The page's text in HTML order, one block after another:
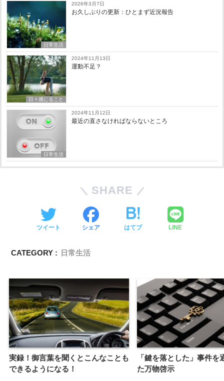
日常生活
2026年3月7日
お久しぶりの更新：ひとまず近況報告
日々感じること
2024年11月13日
運動不足？
日常生活
2024年11月12日
最近の直さなければならないところ
SHARE
ツイート シェア はてブ LINE
CATEGORY : 日常生活
実録！御言葉を聞くとこんなことも
できるようになる！
「鍵を落とした」事件を
た万物啓示